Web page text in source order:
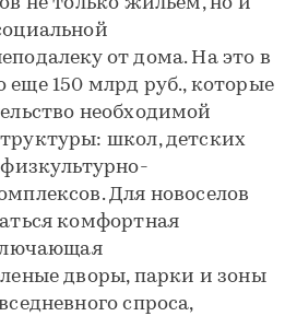
от дома. На это в
150 млрд руб., которые
необходимой
школ, детских
Для новоселов
комфортная
дворы, парки и зоны
спроса,